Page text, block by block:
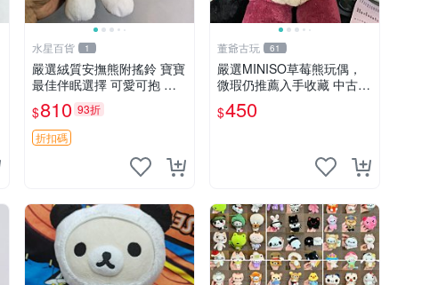
水星百貨 1
嚴選絨質安撫熊附搖鈴 寶寶
最佳伴眠選擇 可愛可抱 絨
毛玩具 安撫熊 嬰兒用
$810 93折
折扣碼
董爺古玩 61
嚴選MINISO草莓熊玩偶，
微瑕仍推薦入手收藏 中古 M
INISO 草莓熊 玩具 收藏
$450